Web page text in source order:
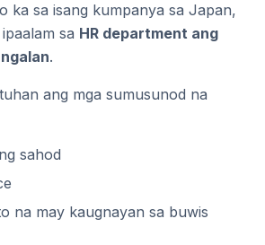
ka sa isang kumpanya sa Japan,
sa HR department ang
.
ang mga sumusunod na
sahod
na may kaugnayan sa buwis